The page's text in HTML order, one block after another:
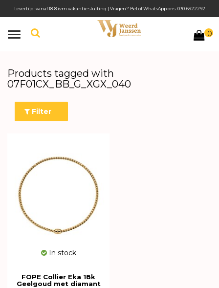
Toggle
0
Levertijd: vanaf 18-8 ivm vakantie sluiting | Vragen? Bel of WhatsApp ons: 030-6922292
Products tagged with
07F01CX_BB_G_XGX_040
Filter
In stock
FOPE Collier Eka 18k
Geelgoud met diamant